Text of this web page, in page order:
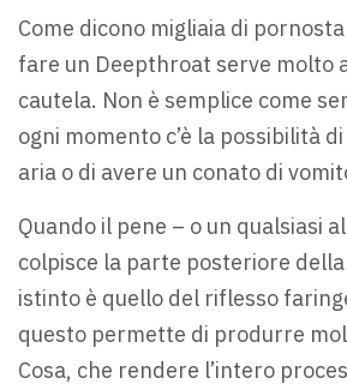
Come dicono migliaia di
fare un Deepthroat serve molto
cautela. Non è semplice come
ogni momento c’è la possibilità
aria o di avere un conato di
Quando il pene – o un qualsiasi
colpisce la parte posteriore
istinto è quello del riflesso
questo permette di produrre
Cosa, che rendere l’intero